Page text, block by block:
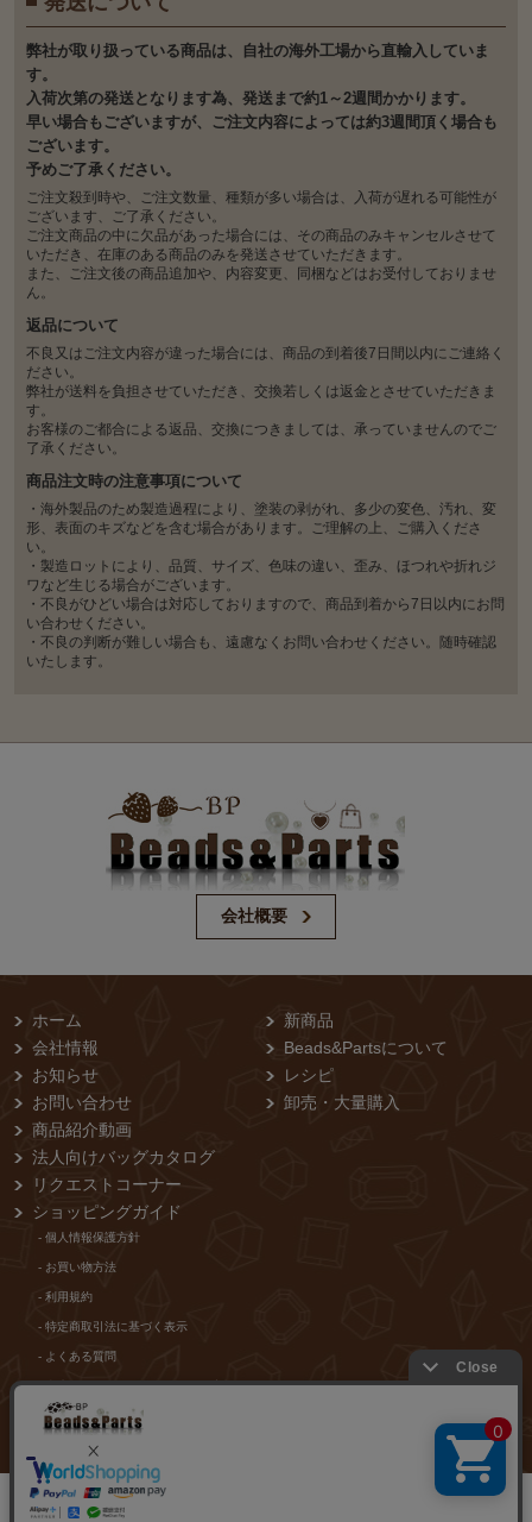
弊社が取り扱っている商品は、自社の海外工場から直輸入していま
す。
入荷次第の発送となります為、発送まで約1～2週間かかります。
早い場合もございますが、ご注文内容によっては約3週間頂く場合も
ございます。
予めご了承ください。
ご注文殺到時や、ご注文数量、種類が多い場合は、入荷が遅れる可能性が
ございます、ご了承ください。
ご注文商品の中に欠品があった場合には、その商品のみキャンセルさせて
いただき、在庫のある商品のみを発送させていただきます。
また、ご注文後の商品追加や、内容変更、同梱などはお受付しておりませ
ん。
返品について
不良又はご注文内容が違った場合には、商品の到着後7日間以内にご連絡く
ださい。
弊社が送料を負担させていただき、交換若しくは返金とさせていただきま
す。
お客様のご都合による返品、交換につきましては、承っていませんのでご
了承ください。
商品注文時の注意事項について
・海外製品のため製造過程により、塗装の剥がれ、多少の変色、汚れ、変
形、表面のキズなどを含む場合があります。ご理解の上、ご購入くださ
い。
・製造ロットにより、品質、サイズ、色味の違い、歪み、ほつれや折れジ
ワなど生じる場合がございます。
・不良がひどい場合は対応しておりますので、商品到着から7日以内にお問
い合わせください。
・不良の判断が難しい場合も、遠慮なくお問い合わせください。随時確認
いたします。
会社概要
ホーム
会社情報
お知らせ
お問い合わせ
商品紹介動画
法人向けバッグカタログ
リクエストコーナー
新商品
Beads&Partsについて
レシピ
卸売・⼤量購⼊
ショッピングガイド
- 個⼈情報保護⽅針
- お買い物⽅法
- 利⽤規約
- 特定商取引法に基づく表⽰
- よくある質問
- 当店からのメールが届かないお客様
店舗紹介